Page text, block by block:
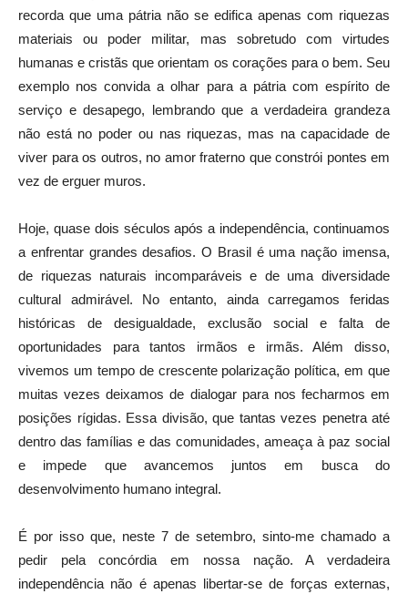
recorda que uma pátria não se edifica apenas com riquezas
materiais ou poder militar, mas sobretudo com virtudes
humanas e cristãs que orientam os corações para o bem. Seu
exemplo nos convida a olhar para a pátria com espírito de
serviço e desapego, lembrando que a verdadeira grandeza
não está no poder ou nas riquezas, mas na capacidade de
viver para os outros, no amor fraterno que constrói pontes em
vez de erguer muros.
Hoje, quase dois séculos após a independência, continuamos
a enfrentar grandes desafios. O Brasil é uma nação imensa,
de riquezas naturais incomparáveis e de uma diversidade
cultural admirável. No entanto, ainda carregamos feridas
históricas de desigualdade, exclusão social e falta de
oportunidades para tantos irmãos e irmãs. Além disso,
vivemos um tempo de crescente polarização política, em que
muitas vezes deixamos de dialogar para nos fecharmos em
posições rígidas. Essa divisão, que tantas vezes penetra até
dentro das famílias e das comunidades, ameaça à paz social
e impede que avancemos juntos em busca do
desenvolvimento humano integral.
É por isso que, neste 7 de setembro, sinto-me chamado a
pedir pela concórdia em nossa nação. A verdadeira
independência não é apenas libertar-se de forças externas,